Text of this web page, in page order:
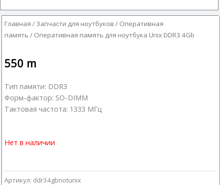
Главная /Запчасти для ноутбуков / Оперативная
память / Оперативная память для ноутбука Unix DDR3 4Gb
550 m
Тип памяти: DDR3
Форм-фактор: SO-DIMM
Тактовая частота: 1333 МГц
Нет в наличии
Артикул: ddr34gbnotunix